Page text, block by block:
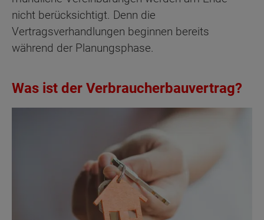
nicht berücksichtigt. Denn die
Vertragsverhandlungen beginnen bereits
während der Planungsphase.
Was ist der Verbraucherbauvertrag?